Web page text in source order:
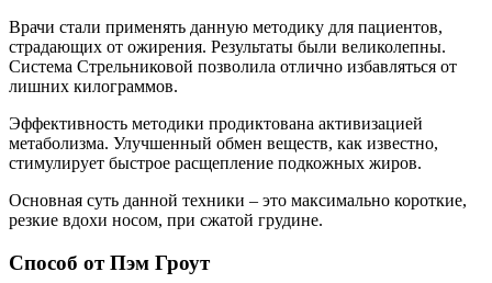
Врачи стали применять данную методику для пациентов,
страдающих от ожирения. Результаты были великолепны.
Система Стрельниковой позволила отлично избавляться от
лишних килограммов.
Эффективность методики продиктована активизацией
метаболизма. Улучшенный обмен веществ, как известно,
стимулирует быстрое расщепление подкожных жиров.
Основная суть данной техники – это максимально короткие,
резкие вдохи носом, при сжатой грудине.
Способ от Пэм Гроут